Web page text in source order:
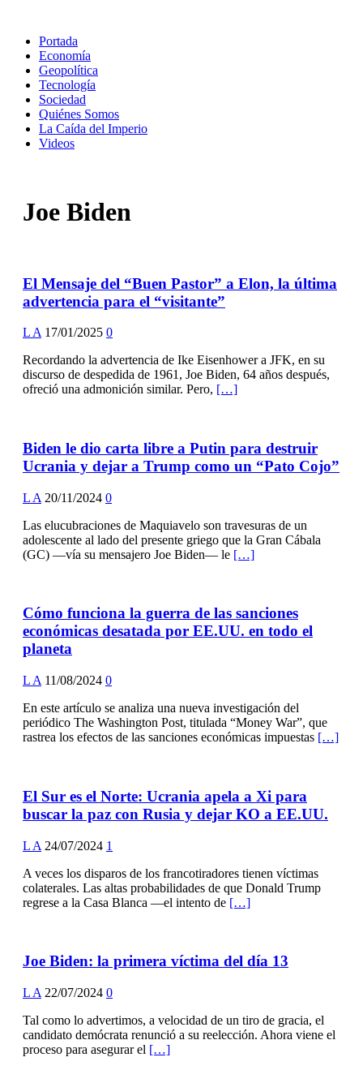
Portada
Economía
Geopolítica
Tecnología
Sociedad
Quiénes Somos
La Caída del Imperio
Videos
Joe Biden
El Mensaje del “Buen Pastor” a Elon, la última
advertencia para el “visitante”
L A 17/01/2025 0
Recordando la advertencia de Ike Eisenhower a JFK, en su
discurso de despedida de 1961, Joe Biden, 64 años después,
ofreció una admonición similar. Pero, […]
Biden le dio carta libre a Putin para destruir
Ucrania y dejar a Trump como un “Pato Cojo”
L A 20/11/2024 0
Las elucubraciones de Maquiavelo son travesuras de un
adolescente al lado del presente griego que la Gran Cábala
(GC) —vía su mensajero Joe Biden— le […]
Cómo funciona la guerra de las sanciones
económicas desatada por EE.UU. en todo el
planeta
L A 11/08/2024 0
En este artículo se analiza una nueva investigación del
periódico The Washington Post, titulada “Money War”, que
rastrea los efectos de las sanciones económicas impuestas […]
El Sur es el Norte: Ucrania apela a Xi para
buscar la paz con Rusia y dejar KO a EE.UU.
L A 24/07/2024 1
A veces los disparos de los francotiradores tienen víctimas
colaterales. Las altas probabilidades de que Donald Trump
regrese a la Casa Blanca —el intento de […]
Joe Biden: la primera víctima del día 13
L A 22/07/2024 0
Tal como lo advertimos, a velocidad de un tiro de gracia, el
candidato demócrata renunció a su reelección. Ahora viene el
proceso para asegurar el […]